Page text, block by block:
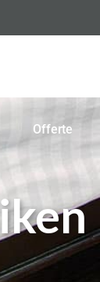
Offerte